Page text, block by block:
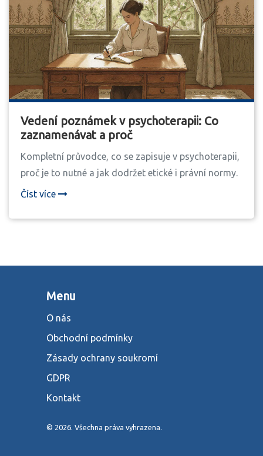
Vedení poznámek v psychoterapii: Co
zaznamenávat a proč
Kompletní průvodce, co se zapisuje v psychoterapii,
proč je to nutné a jak dodržet etické i právní normy.
Číst více
Menu
O nás
Obchodní podmínky
Zásady ochrany soukromí
GDPR
Kontakt
© 2026. Všechna práva vyhrazena.